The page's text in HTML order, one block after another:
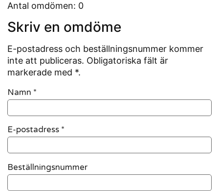
Antal omdömen: 0
Skriv en omdöme
E-postadress och beställningsnummer kommer
inte att publiceras. Obligatoriska fält är
markerade med *.
Namn *
E-postadress *
Beställningsnummer